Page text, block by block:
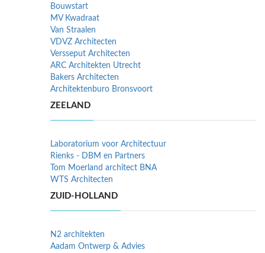
Bouwstart
MV Kwadraat
Van Straalen
VDVZ Architecten
Versseput Architecten
ARC Architekten Utrecht
Bakers Architecten
Architektenburo Bronsvoort
ZEELAND
Laboratorium voor Architectuur
Rienks - DBM en Partners
Tom Moerland architect BNA
WTS Architecten
ZUID-HOLLAND
N2 architekten
Aadam Ontwerp & Advies